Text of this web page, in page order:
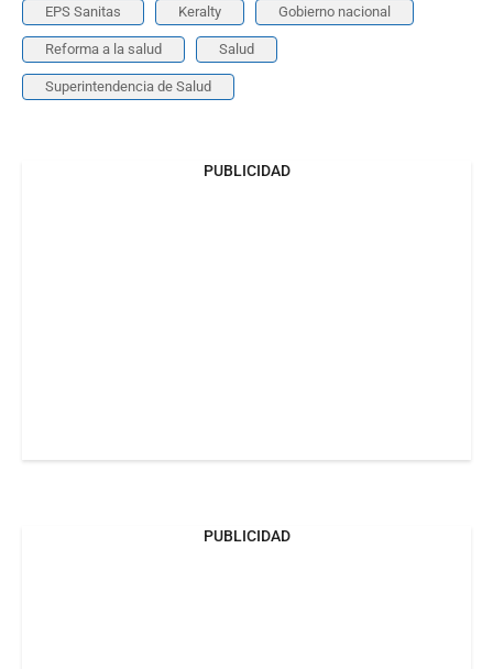
EPS Sanitas Keralty Gobierno nacional
Reforma a la salud Salud
Superintendencia de Salud
PUBLICIDAD
PUBLICIDAD